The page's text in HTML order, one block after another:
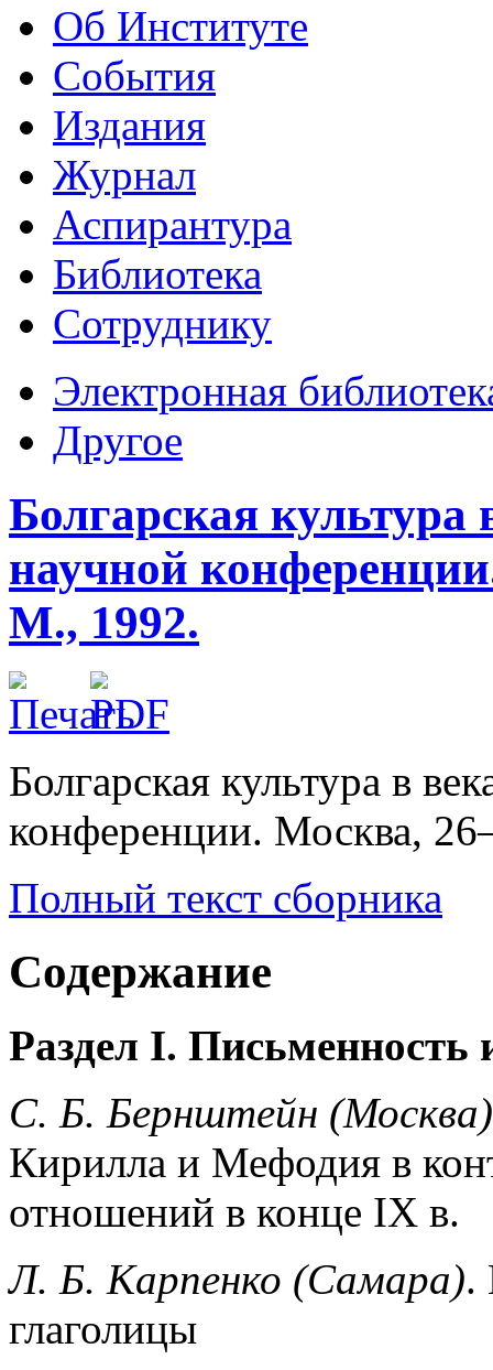
Об Институте
События
Издания
Журнал
Аспирантура
Библиотека
Сотруднику
Электронная
Другое
Болгарская культура
научной
М., 1992.
Болгарская культура в
конференции. Москва,
Полный текст сборника
Содержание
Раздел I.
С. Б. Бернштейн (Москва)
Кирилла и Мефодия в
отношений в конце IX в.
Л. Б. Карпенко (Самара).
глаголицы